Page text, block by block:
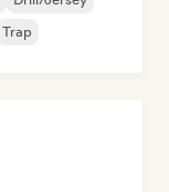
Trap